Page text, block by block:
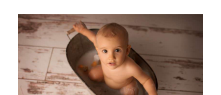
Séance photo bain moussant ,
photographe Toulouse, Castres , Revel